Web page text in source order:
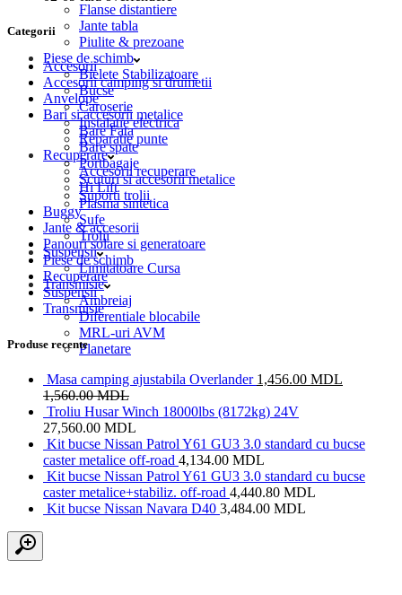
Flanse distantiere
Jante tabla
Piulite & prezoane
Piese de schimb
Bielete Stabilizatoare
Bucse
Caroserie
Instalatie electrica
Reparatie punte
Recuperare
Accesorii recuperare
Hi Lift
Plasma sintetica
Sufe
Trolii
Suspensii
Limitatoare Cursa
Transmisie
Ambreiaj
Diferentiale blocabile
MRL-uri AVM
Planetare
Categorii
Accesorii
Accesorii camping si drumetii
Anvelope
Bari si accesorii metalice
Bare Fata
Bare spate
Portbagaje
Scuturi si accesorii metalice
Suporti trolii
Buggy
Jante & accesorii
Panouri solare si generatoare
Piese de schimb
Recuperare
Suspensii
Transmisie
Produse recente
Masa camping ajustabila Overlander 1,456.00 MDL
1,560.00MDL
Troliu Husar Winch 18000lbs (8172kg) 24V
27,560.00 MDL
Kit bucse Nissan Patrol Y61 GU3 3.0 standard cu bucse
caster metalice off-road 4,134.00 MDL
Kit bucse Nissan Patrol Y61 GU3 3.0 standard cu bucse
caster metalice+stabiliz. off-road 4,440.80 MDL
Kit bucse Nissan Navara D40 3,484.00 MDL